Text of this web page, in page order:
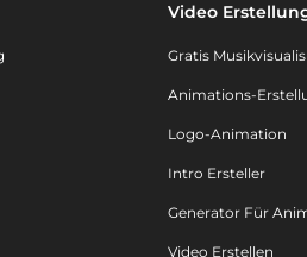
Video
Gratis
Animations-
Logo-Animation
Intro Ersteller
Generator Für
Video Erstellen